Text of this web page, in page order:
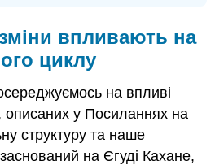
впливають на
циклу
на впливі
описаних у Посиланнях на
структуру та наше
на Єгуді Кахане,